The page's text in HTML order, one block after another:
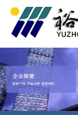
网站首页
裕众概况
裕众新闻